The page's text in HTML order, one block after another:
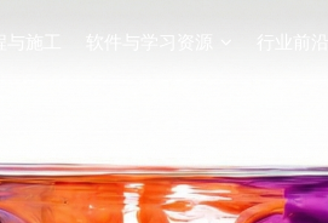
与施工 软件与学习资源 行业前沿